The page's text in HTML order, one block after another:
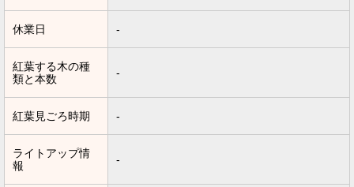
休業日 -
紅葉する木の種
類と本数
-
紅葉見ごろ時期 -
ライトアップ情
報
-